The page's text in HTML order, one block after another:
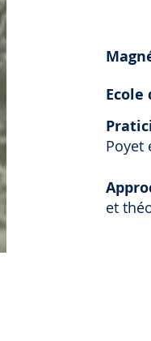
Ecole
Poyet
et